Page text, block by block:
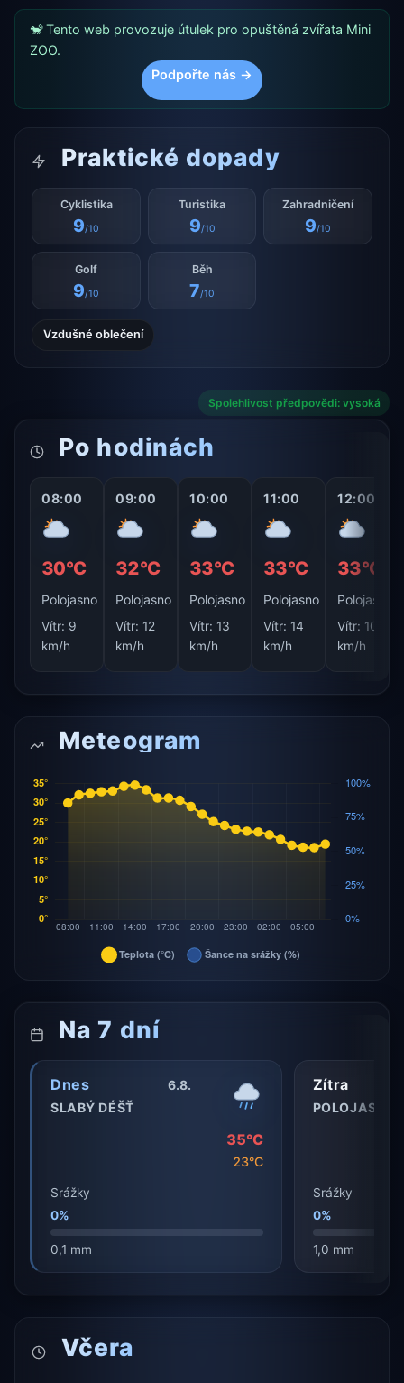
🐒 Tento web provozuje útulek pro opuštěná zvířata Mini
ZOO.
Podpořte nás →
Praktické dopady
Cyklistika
9/10
Turistika
9/10
Zahradničení
9/10
Golf
9/10
Běh
7/10
Vzdušné oblečení
Spolehlivost předpovědi: vysoká
Po hodinách
08:00
30°C
Polojasno
Vítr: 9
km/h
09:00
32°C
Polojasno
Vítr: 12
km/h
10:00
33°C
Polojasno
Vítr: 13
km/h
11:00
33°C
Polojasno
Vítr: 14
km/h
12:00
33°C
Polojasno
Vítr: 10
km/h
Meteogram
Na 7 dní
Dnes
6.8.
SLABÝ DÉŠŤ
35°C
23°C
Srážky
0%
0,1 mm
Zítra
POLOJASNO
Srážky
0%
1,0 mm
Včera